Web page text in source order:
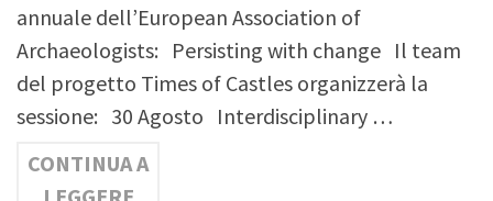
annuale dell’European Association of
Archaeologists: Persisting with change Il team
del progetto Times of Castles organizzerà la
sessione: 30 Agosto Interdisciplinary …
CONTINUA A